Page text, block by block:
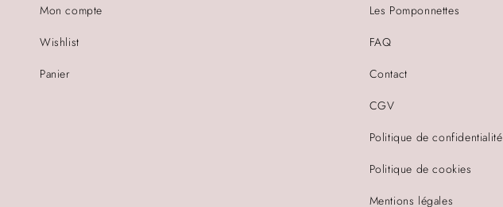
Mon compte
Wishlist
Panier
Les Pomponnettes
FAQ
Contact
CGV
Politique de confidentialité
Politique de cookies
Mentions légales